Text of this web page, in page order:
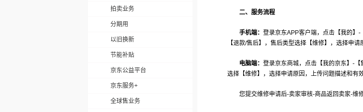
拍卖业务
分期用
以旧换新
节能补贴
京东公益平台
京东服务+
全球售业务
二、服务流程
手机端： 登录京东APP客户端，点击【我的】
【退款/售后】，售后类型选择【维修】，选择申请
电脑端： 登录京东商城，点击【我的京东】-
选择【维修】，选择申请原因，上传问题描述和有
您提交维修申请后-卖家审核-商品返回卖家-维